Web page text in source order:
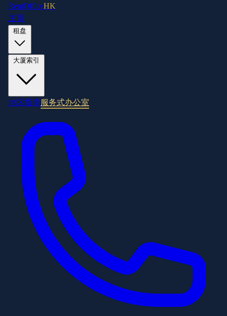
RentOfficeHK
主页
地区指南服务式办公室